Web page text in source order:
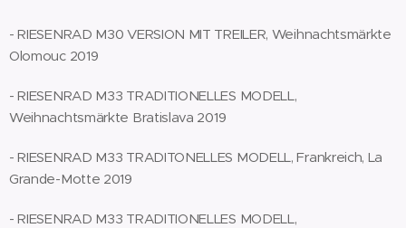
- RIESENRAD M30 VERSION MIT TREILER, Weihnachtsmärkte
Olomouc 2019
- RIESENRAD M33 TRADITIONELLES MODELL,
Weihnachtsmärkte Bratislava 2019
- RIESENRAD M33 TRADITONELLES MODELL, Frankreich, La
Grande-Motte 2019
- RIESENRAD M33 TRADITIONELLES MODELL,